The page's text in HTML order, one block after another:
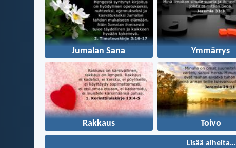
Jumalan Sana Ymmärrys
Rakkaus Toivo
Lisää aiheita…